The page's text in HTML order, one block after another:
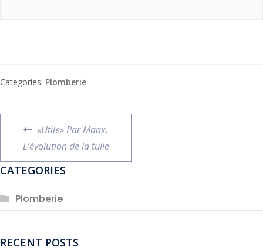
Categories: Plomberie
«Utile» Par Maax,
L’évolution de la tuile
CATEGORIES
Plomberie
RECENT POSTS